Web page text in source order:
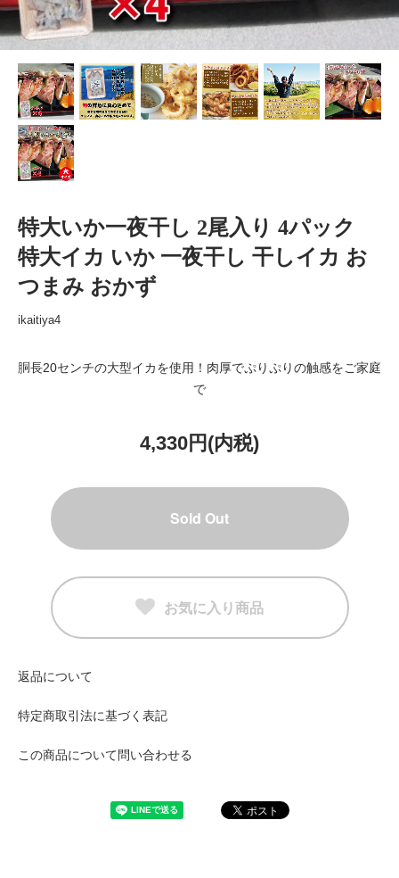
特大いか一夜干し 2尾入り 4パック
特大イカ いか 一夜干し 干しイカ お
つまみ おかず
ikaitiya4
胴長20センチの大型イカを使用！肉厚でぷりぷりの触感をご家庭
で
4,330円(内税)
Sold Out
お気に入り商品
返品について
特定商取引法に基づく表記
この商品について問い合わせる